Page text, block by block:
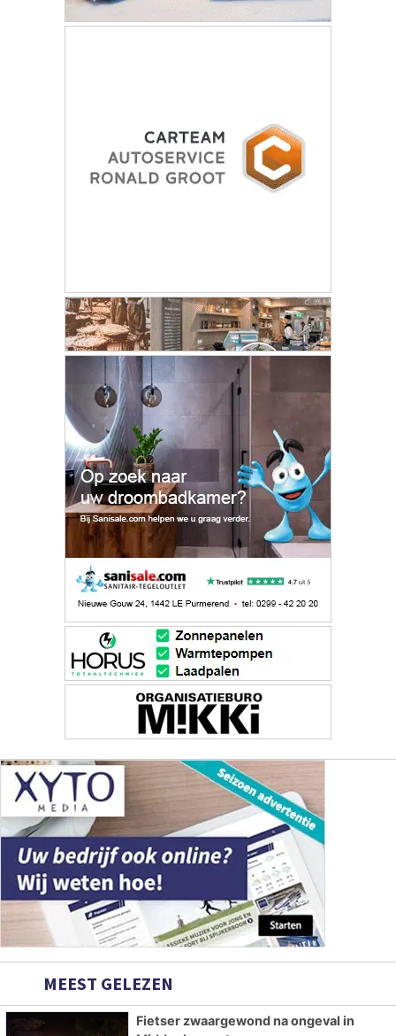
MEEST GELEZEN
Fietser zwaargewond na ongeval in